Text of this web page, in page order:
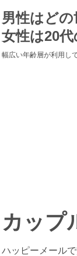
男性はどの
女性は20代
幅広い年齢層が利用し
カップ
ハッピーメール